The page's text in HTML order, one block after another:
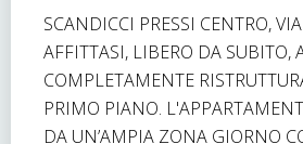
SCANDICCI PRESSI CENTRO,
AFFITTASI, LIBERO DA SUBITO,
COMPLETAMENTE
PRIMO PIANO.
DA UN’AMPIA ZONA GIORNO